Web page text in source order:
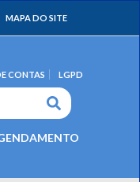
MAPA DO SITE
CONTAS LGPD